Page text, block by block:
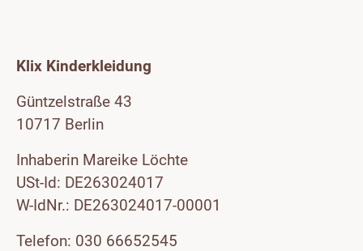
Klix Kinderkleidung
Güntzelstraße 43
10717 Berlin
Inhaberin Mareike Löchte
USt-Id: DE263024017
W-IdNr.: DE263024017-00001
Telefon: 030 66652545